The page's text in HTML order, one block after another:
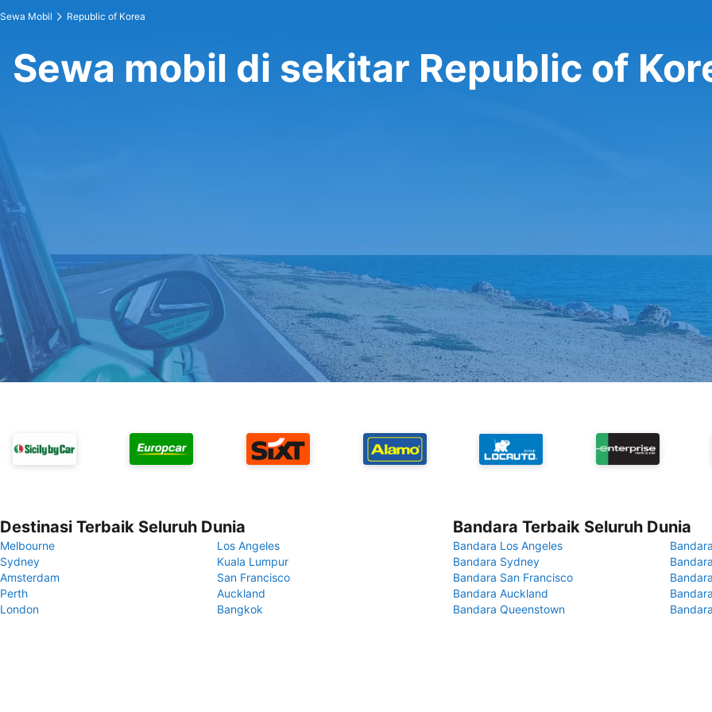
Sewa Mobil Republic of Korea
Sewa mobil di sekitar Republic of
Destinasi Terbaik Seluruh Dunia
Melbourne
Los Angeles
Sydney
Kuala Lumpur
Amsterdam
San Francisco
Perth
Auckland
London
Bangkok
Bandara Terbaik Seluruh Dunia
Bandara Los Angeles
Bandara Sydney
Bandara San Francisco
Bandara Auckland
Bandara Queenstown